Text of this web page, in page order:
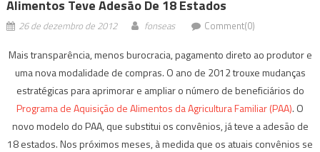
Alimentos Teve Adesão De 18 Estados
26 de dezembro de 2012 fonseas Comment(0)
Mais transparência, menos burocracia, pagamento direto ao produtor e
uma nova modalidade de compras. O ano de 2012 trouxe mudanças
estratégicas para aprimorar e ampliar o número de beneficiários do
Programa de Aquisição de Alimentos da Agricultura Familiar (PAA). O
novo modelo do PAA, que substitui os convênios, já teve a adesão de
18 estados. Nos próximos meses, à medida que os atuais convênios se